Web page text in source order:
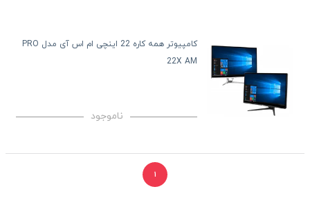
کامپیوتر همه کاره 22 اینچی ام اس آی مدل PRO
22X AM
ناموجود
۱